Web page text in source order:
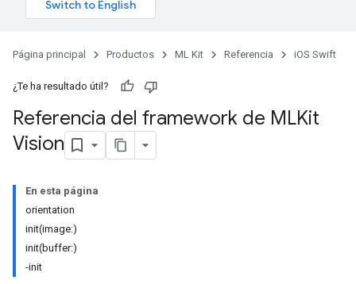
Página principal Productos ML Kit Referencia iOS Swift
¿Te ha resultado útil?
Referencia del framework de MLKit
Vision
En esta página
orientation
init(image:)
init(buffer:)
-init